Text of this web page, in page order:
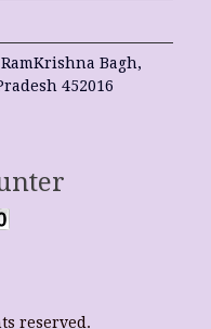
Bagh,
452016
reserved.